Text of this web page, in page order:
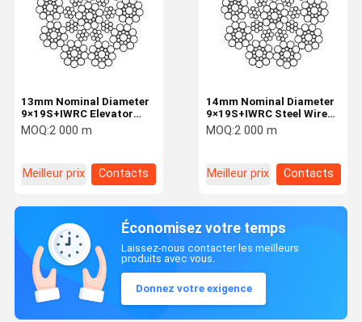
13mm Nominal Diameter
9×19S+IWRC Elevator
Steel Rope Lifting And
Hoisting
MOQ:2 000 m
Meilleur prix Contacts
14mm Nominal Diameter
9×19S+IWRC Steel Wire
Rope For Elevator
MOQ:2 000 m
Meilleur prix Contacts
Économisez votre temps
Laissez-nous contacter les meilleurs
produits avec vous.
Donnez votre exigence